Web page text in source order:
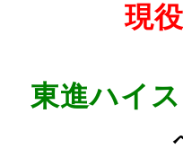
現
東進ハイ